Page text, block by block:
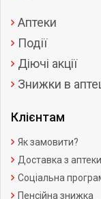
Аптеки
Події
Діючі акції
Знижки в
Клієнтам
Як замовити?
Доставка з аптеки
Соціальна
Пенсійна знижка